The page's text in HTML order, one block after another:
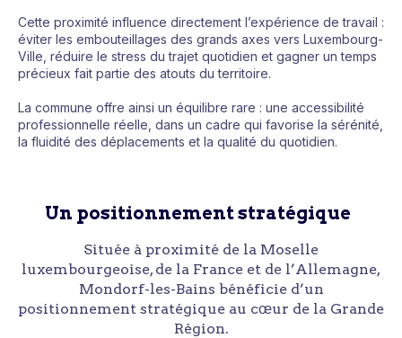
Cette proximité influence directement l’expérience de travail :
éviter les embouteillages des grands axes vers Luxembourg-
Ville, réduire le stress du trajet quotidien et gagner un temps
précieux fait partie des atouts du territoire.
La commune offre ainsi un équilibre rare : une accessibilité
professionnelle réelle, dans un cadre qui favorise la sérénité,
la fluidité des déplacements et la qualité du quotidien.
Un positionnement stratégique
Située à proximité de la Moselle
luxembourgeoise, de la France et de l’Allemagne,
Mondorf-les-Bains bénéficie d’un
positionnement stratégique au cœur de la Grande
Région.